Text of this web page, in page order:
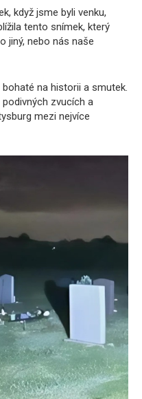
když jsme byli venku,
tento snímek, který
jiný, nebo nás naše
na historii a smutek.
zvucích a
mezi nejvíce